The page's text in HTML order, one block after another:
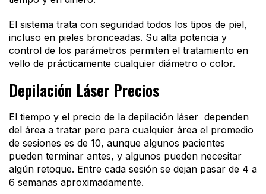
El sistema trata con seguridad todos los tipos de piel,
incluso en pieles bronceadas. Su alta potencia y
control de los parámetros permiten el tratamiento en
vello de prácticamente cualquier diámetro o color.
Depilación Láser Precios
El tiempo y el precio de la depilación láser dependen
del área a tratar pero para cualquier área el promedio
de sesiones es de 10, aunque algunos pacientes
pueden terminar antes, y algunos pueden necesitar
algún retoque. Entre cada sesión se dejan pasar de 4 a
6 semanas aproximadamente.